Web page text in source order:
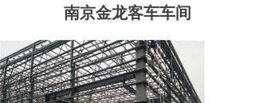
联系我们
荣誉资质
南京金龙客车车间